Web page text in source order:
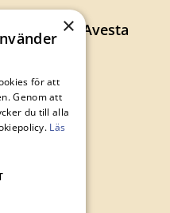
73, 774 34 Avesta
×
för att
Genom att
du till alla
Läs